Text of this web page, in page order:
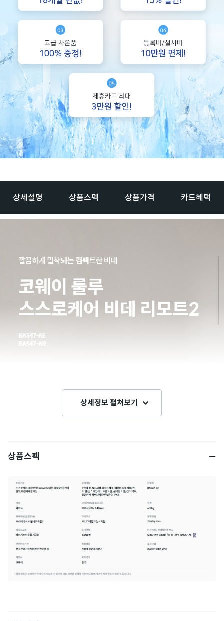
상세설명 상품스펙 상품가격 카드혜택
상세정보 펼쳐보기
상품스펙